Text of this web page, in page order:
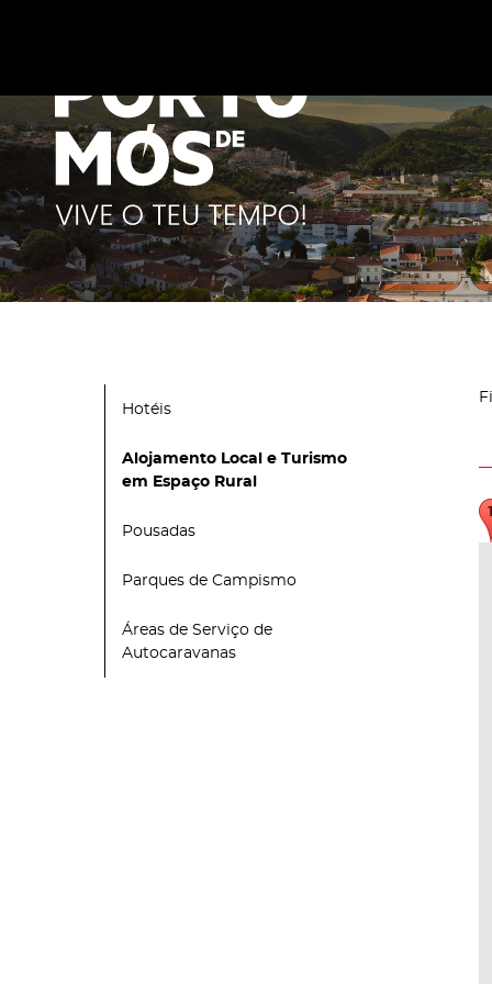
Hotéis
Alojamento Local e Turismo
em Espaço Rural
Pousadas
Parques de Campismo
Áreas de Serviço de
Autocaravanas